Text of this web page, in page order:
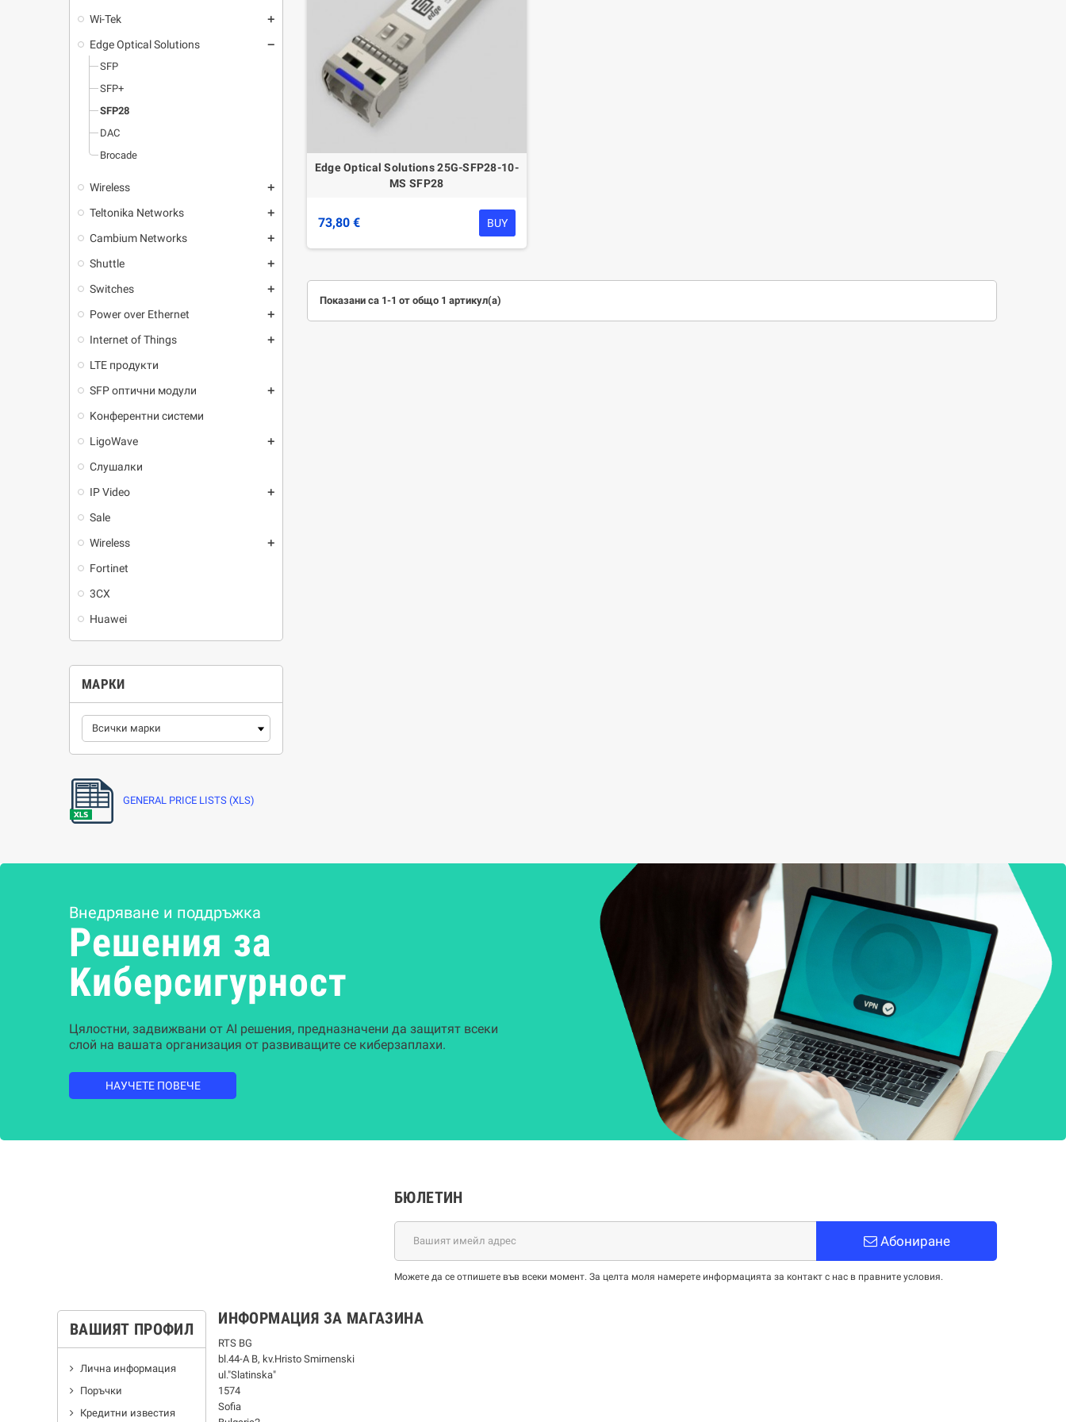
Wi-Tek add
Edge Optical Solutions remove
SFP
SFP+
SFP28
DAC
Brocade
Wireless add
Teltonika Networks add
Cambium Networks add
Shuttle add
Switches add
Power over Ethernet add
Internet of Things add
LTE продукти
SFP оптични модули
add
Kонферентни системи
LigoWave
add
Слушалки
IP Video
add
Sale
Wireless
add
Fortinet
3CX
Huawei
МАРКИ
GENERAL PRICE LISTS (XLS)
Edge Optical Solutions 25G-SFP28-10-
MS SFP28
73,80 € BUY
Показани са 1-1 от общо 1 артикул(а)
Внедряване и поддръжка
Решения за
Kиберсигурност
Цялостни, задвижвани от AI решения, предназначени да защитят всеки
слой на вашата организация от развиващите се киберзаплахи.
НАУЧЕТЕ ПОВЕЧЕ
БЮЛЕТИН
Абониране
Можете да се отпишете във всеки момент. За целта моля намерете информацията за контакт с нас в правните условия.
ВАШИЯТ ПРОФИЛ
Лична информация
Поръчки
Кредитни известия
ИНФОРМАЦИЯ ЗА МАГАЗИНА
RTS BG
bl.44-А В, kv.Hristo Smirnenski
ul."Slatinska"
1574
Sofia